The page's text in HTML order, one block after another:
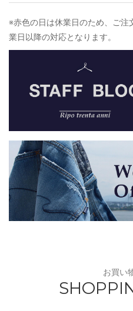
※赤色の日は休業日のため、ご
業日以降の対応となります。
お買い